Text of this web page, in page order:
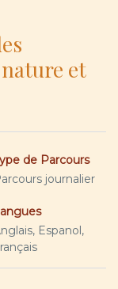
et
de Parcours
journalier
Espanol,